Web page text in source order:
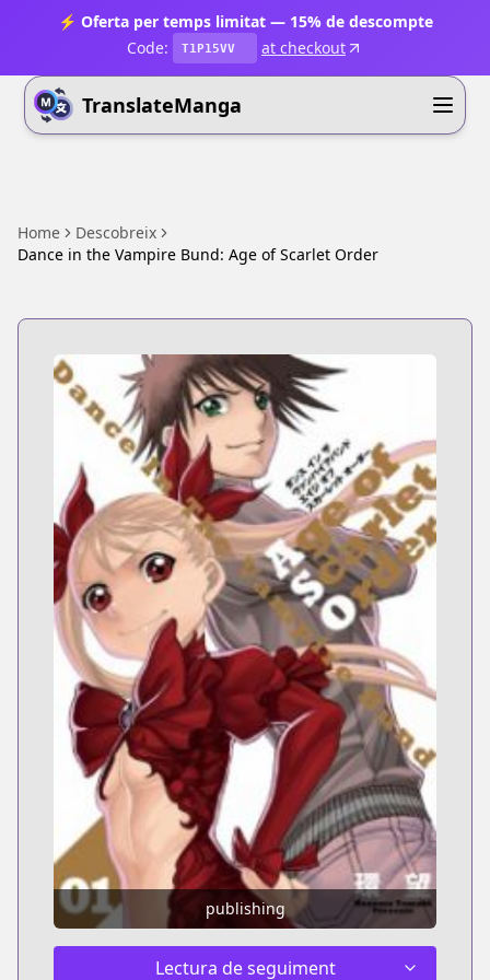
⚡ Oferta per temps limitat — 15% de descompte
Code:
T1P15VV at checkout
TranslateManga
Home
Descobreix
Dance in the Vampire Bund: Age of Scarlet Order
publishing
Lectura de seguiment